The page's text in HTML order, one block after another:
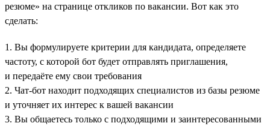
резюме» на странице откликов по вакансии. Вот как это
сделать:
1. Вы формулируете критерии для кандидата, определяете
частоту, с которой бот будет отправлять приглашения,
и передаёте ему свои требования
2. Чат-бот находит подходящих специалистов из базы резюме
и уточняет их интерес к вашей вакансии
3. Вы общаетесь только с подходящими и заинтересованными